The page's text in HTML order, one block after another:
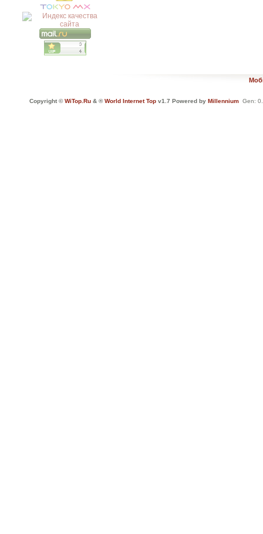
Copyright ©WiTop.Ru & ®World Internet Top v1.7 Powered by Millennium Gen: